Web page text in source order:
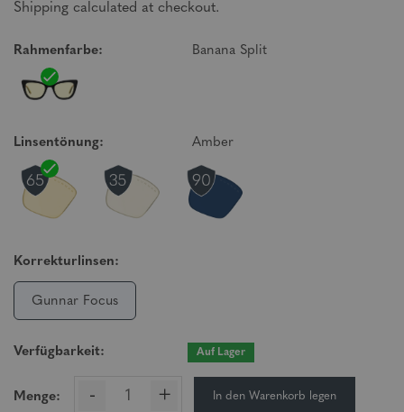
Shipping calculated at checkout.
Rahmenfarbe: Banana Split
Linsentönung: Amber
Korrekturlinsen:
Gunnar Focus
Verfügbarkeit: Auf Lager
Menge: - + In den Warenkorb legen